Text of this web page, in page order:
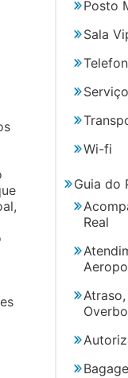
Posto
Sala
Wi-fi
Guia do
Real